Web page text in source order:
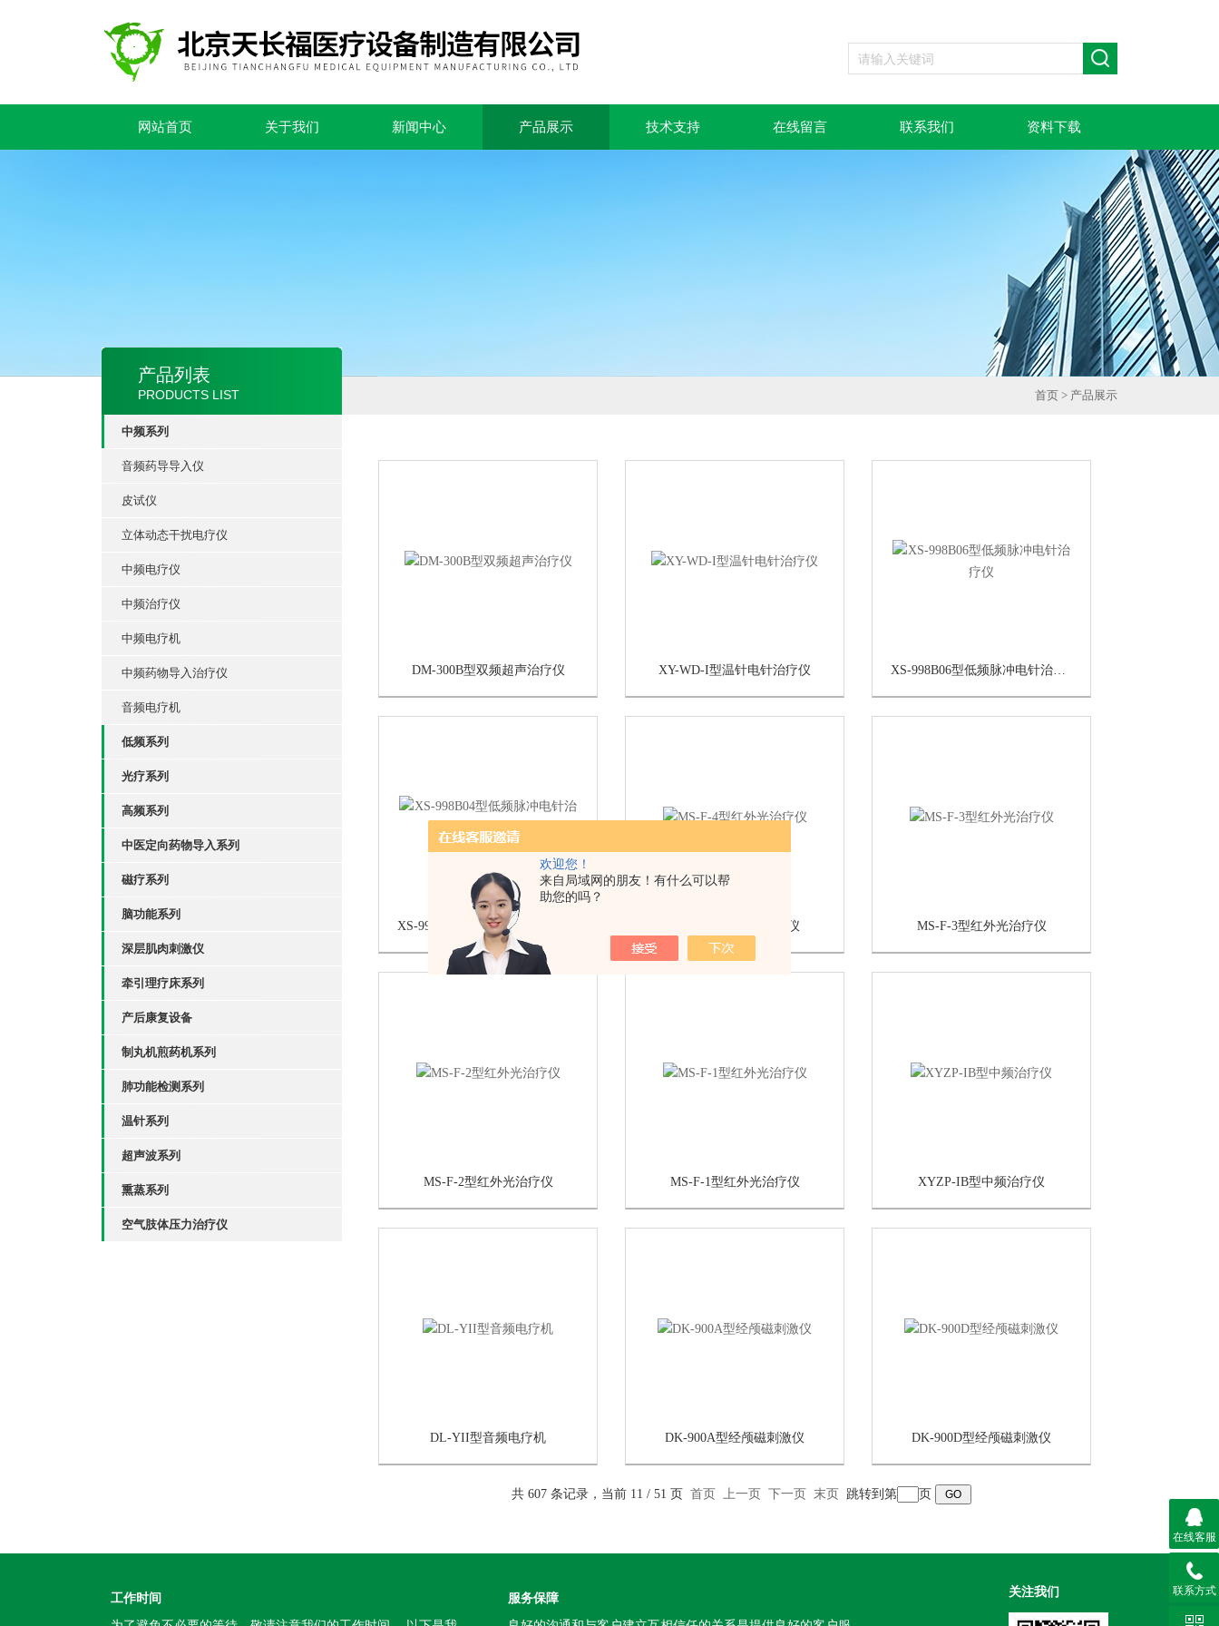
欢迎您！
来自局域网的朋友！有什么可以帮
助您的吗？
网站首页 关于我们 新闻中心 产品展示 技术支持 在线留言 联系我们 资料下载
产品列表
PRODUCTS LIST
中频系列
音频药导导入仪
皮试仪
立体动态干扰电疗仪
中频电疗仪
中频治疗仪
中频电疗机
中频药物导入治疗仪
音频电疗机
低频系列
光疗系列
高频系列
中医定向药物导入系列
磁疗系列
脑功能系列
深层肌肉刺激仪
牵引理疗床系列
产后康复设备
制丸机煎药机系列
肺功能检测系列
温针系列
超声波系列
熏蒸系列
空气肢体压力治疗仪
首页 > 产品展示
DM-300B型双频超声治疗仪 XY-WD-I型温针电针治疗仪 XS-998B06型低频脉冲电针治疗仪
MS-F-4型红外光治疗仪 MS-F-3型红外光治疗仪
MS-F-2型红外光治疗仪 MS-F-1型红外光治疗仪 XYZP-IB型中频治疗仪
DL-YII型音频电疗机 DK-900A型经颅磁刺激仪 DK-900D型经颅磁刺激仪
共 607 条记录，当前 11 / 51 页 首页 上一页 下一页 末页 跳转到第 页
工作时间
服务保障
关注我们
在线客服
联系方式